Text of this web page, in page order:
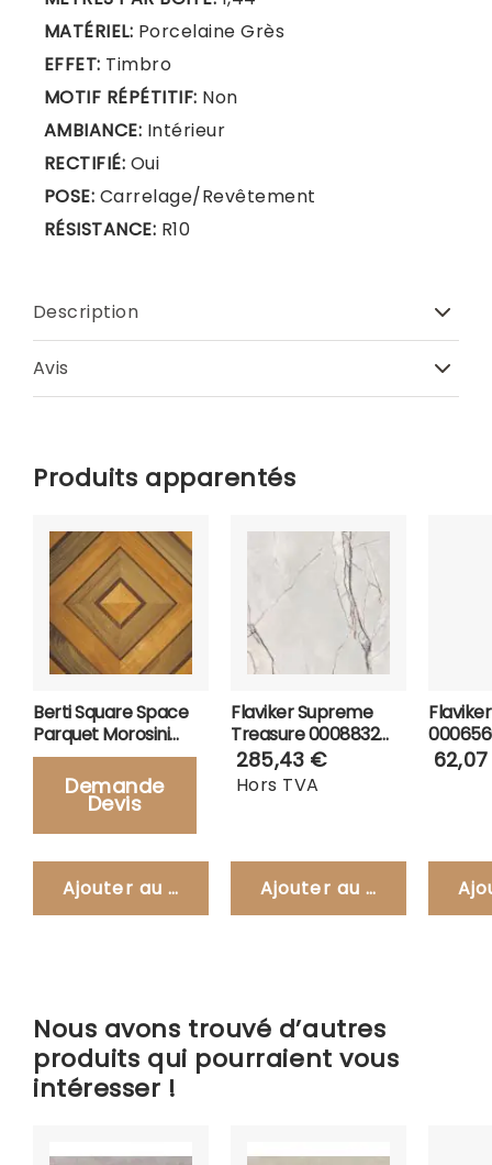
MATÉRIEL: Porcelaine Grès
EFFET: Timbro
MOTIF RÉPÉTITIF: Non
AMBIANCE: Intérieur
RECTIFIÉ: Oui
POSE: Carrelage/Revêtement
RÉSISTANCE: R10
Description
Avis
Produits apparentés
Berti Square Space
Parquet Morosini
Quadrotte
Demande
Devis
Ajouter au panier
Flaviker Supreme
Treasure 0008832
Carrelage 120x280-
Lux-Greylac Platine
285,43 €
Hors TVA
Ajouter au panier
Nous avons trouvé d’autres
produits qui pourraient vous
intéresser !